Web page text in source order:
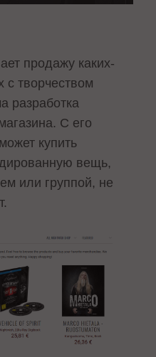
продажу каких-
с творчеством
разработка
С его
купить
вещь,
или группой, не